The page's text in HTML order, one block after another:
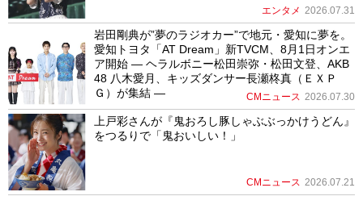
エンタメ 2026.07.31
岩田剛典が”夢のラジオカー”で地元・愛知に夢を。
愛知トヨタ「AT Dream」新TVCM、8月1日オンエ
ア開始 ― ヘラルボニー松田崇弥・松田文登、AKB
48 八木愛月、キッズダンサー長瀬柊真（ＥＸＰ
Ｇ）が集結 ―
CMニュース 2026.07.30
上戸彩さんが『鬼おろし豚しゃぶぶっかけうどん』
をつるりで「鬼おいしい！」
CMニュース 2026.07.21